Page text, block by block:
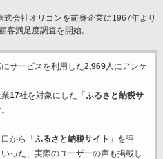
式会社オリコンを前身企業に1967年より
客満足度調査を開始。
サービスを利用した2,969人にアンケ
17社を対象にした「 ふるさと納税サ
から「 ふるさと納税サイト 」を評
った、実際のユーザーの声も掲載し